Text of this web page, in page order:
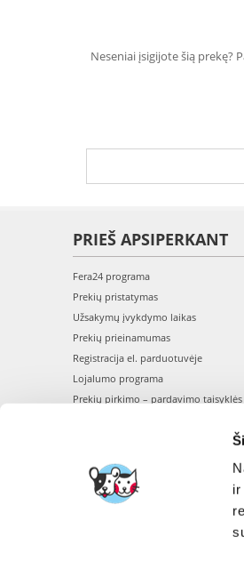
ir
Neseniai įsigijote šią prekę?
PRIEŠ APSIPERKANT
Fera24 programa
Prekių pristatymas
Užsakymų įvykdymo laikas
Prekių prieinamumas
Registracija el. parduotuvėje
Lojalumo programa
Prekių pirkimo – pardavimo taisyklės